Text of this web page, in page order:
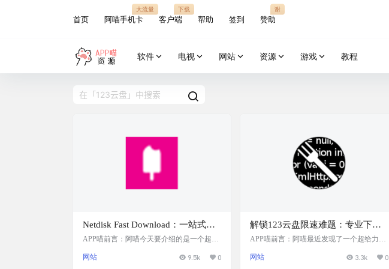
首页 阿喵手机卡
大流量
客户端
下载
帮助 签到 赞助
谢
软件 电视 网站 资源 游戏 教程
Netdisk Fast Download：一站式网
盘直链解析服务将分享链接转化为
动云云空间、QQ邮箱中转站等多
APP喵前言：阿喵今天要介绍的是一个超级
ownload。这个工具支持多种网盘服务，包
网站 9.5k 0
解锁123云盘限速难题：专业下载
脚本全方位突破流量限制，享受极
APP喵前言：阿喵最近发现了一个超给力的
题。这个工具用起来特别方便，只需要用你
网站 3.3k 0